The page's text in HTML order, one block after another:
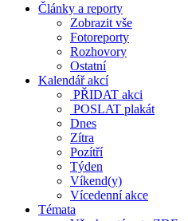
Články a reporty
Zobrazit vše
Fotoreporty
Rozhovory
Ostatní
Kalendář akcí
PŘIDAT akci
POSLAT plakát
Dnes
Zítra
Pozítří
Týden
Víkend(y)
Vícedenní akce
Témata